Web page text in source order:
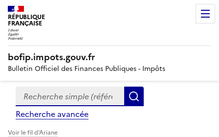
RÉPUBLIQUE
FRANÇAISE
bofip.impots.gouv.fr
Bulletin Officiel des Finances Publiques - Impôts
Formulaire
de
recherche
Recherche simple (références, mots clés, partie du
Recherche avancée
Voir le fil d'Ariane